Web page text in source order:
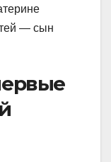
— сын